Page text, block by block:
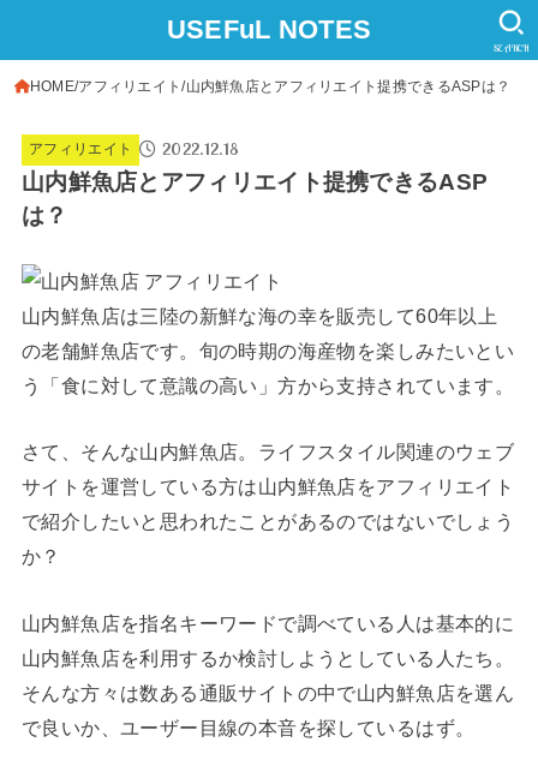
USEFuL NOTES
SEARCH
HOME アフィリエイト 山内鮮魚店とアフィリエイト提携できるASPは？
アフィリエイト 2022.12.18
山内鮮魚店とアフィリエイト提携できるASP
は？
山内鮮魚店は三陸の新鮮な海の幸を販売して60年以上
の老舗鮮魚店です。旬の時期の海産物を楽しみたいとい
う「食に対して意識の高い」方から支持されています。
さて、そんな山内鮮魚店。ライフスタイル関連のウェブ
サイトを運営している方は山内鮮魚店をアフィリエイト
で紹介したいと思われたことがあるのではないでしょう
か？
山内鮮魚店を指名キーワードで調べている人は基本的に
山内鮮魚店を利用するか検討しようとしている人たち。
そんな方々は数ある通販サイトの中で山内鮮魚店を選ん
で良いか、ユーザー目線の本音を探しているはず。